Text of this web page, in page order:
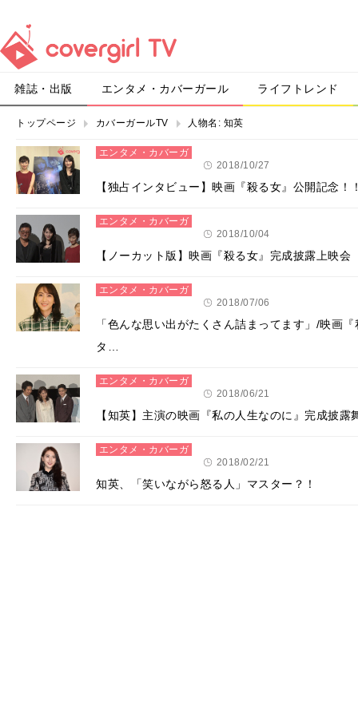
雑誌・出版 エンタメ・カバーガール ライフトレンド
トップページ カバーガールTV 人物名: 知英
エンタメ・カバーガ
2018/10/27
【独占インタビュー】映画『殺る女』公開記念！
エンタメ・カバーガ
2018/10/04
【ノーカット版】映画『殺る女』完成披露上映会
エンタメ・カバーガ
2018/07/06
「色んな思い出がたくさん詰まってます」/映画
タ…
エンタメ・カバーガ
2018/06/21
【知英】主演の映画『私の人生なのに』完成披露
エンタメ・カバーガ
2018/02/21
知英、「笑いながら怒る人」マスター？！